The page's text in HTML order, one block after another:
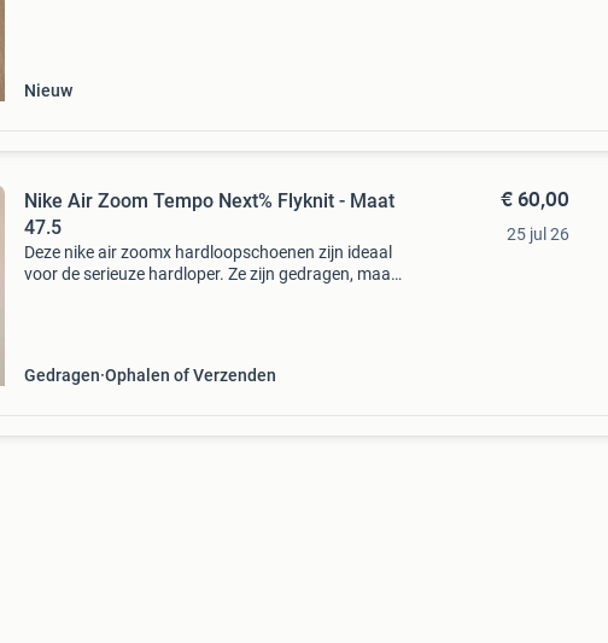
Nieuw
Nike Air Zoom Tempo Next% Flyknit - Maat
47.5
Deze nike air zoomx hardloopschoenen zijn ideaal
voor de serieuze hardloper. Ze zijn gedragen, maar
Gedragen Ophalen of Verzenden
€ 60,00
25 jul 26